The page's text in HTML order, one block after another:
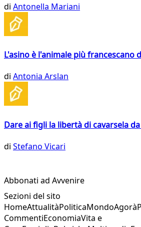
di Antonella Mariani
L'asino è l'animale più francescano
di Antonia Arslan
Dare ai figli la libertà di cavarsela
di Stefano Vicari
Abbonati ad Avvenire
Sezioni del sito
HomeAttualitàPoliticaMondoAgorà
CommentiEconomiaVita e